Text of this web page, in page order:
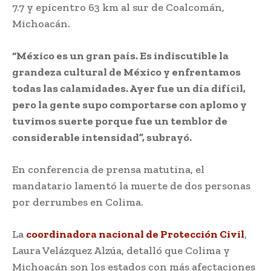
7.7 y epicentro 63 km al sur de Coalcomán,
Michoacán.
“México es un gran país. Es indiscutible la
grandeza cultural de México y enfrentamos
todas las calamidades. Ayer fue un día difícil,
pero la gente supo comportarse con aplomo y
tuvimos suerte porque fue un temblor de
considerable intensidad”, subrayó.
En conferencia de prensa matutina, el
mandatario lamentó la muerte de dos personas
por derrumbes en Colima.
La coordinadora nacional de Protección Civil,
Laura Velázquez Alzúa, detalló que Colima y
Michoacán son los estados con más afectaciones